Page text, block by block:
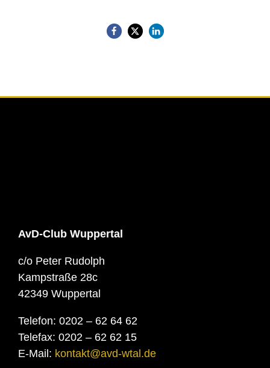
AvD-Club Wuppertal
c/o Peter Rudolph
Kampstraße 28c
42349 Wuppertal
Telefon: 0202 – 62 64 62
Telefax: 0202 – 62 62 15
E-Mail: kontakt@avd-wtal.de